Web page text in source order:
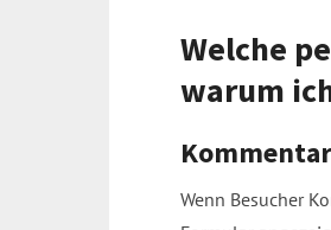
Welche
warum
Wenn Besucher